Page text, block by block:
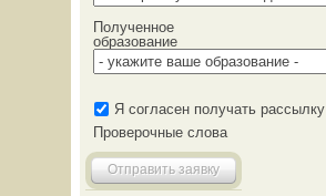
Полученное
образование
Я согласен получать рассылку
Проверочные слова
Отправить заявку